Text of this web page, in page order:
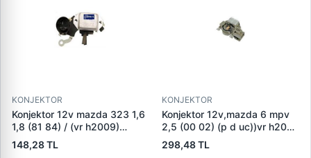
KONJEKTOR
Konjektor 12v mazda 323 1,6
1,8 (81 84) / (vr h2009)
a001t33076
148,28 TL
KONJEKTOR
Konjektor 12v,mazda 6 mpv
2,5 (00 02) (p d uc))vr h2009
100 a866x46572
gy0118w70
298,48 TL